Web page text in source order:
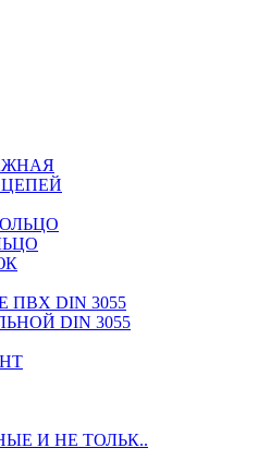
ПВХ DIN 3055
DIN 3055
И НЕ ТОЛЬК..